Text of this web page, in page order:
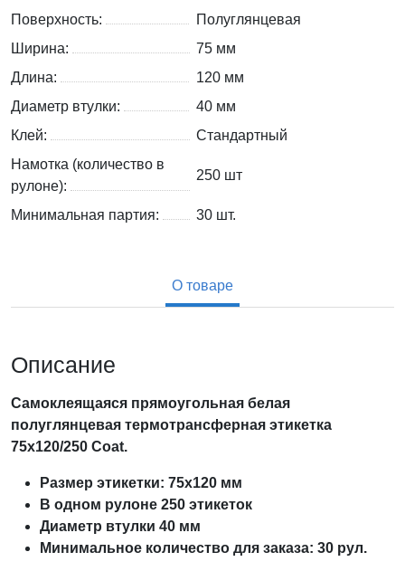
Поверхность:
Полуглянцевая
Ширина:
75 мм
Длина:
120 мм
Диаметр втулки:
40 мм
Клей:
Стандартный
Намотка (количество в
рулоне):
250 шт
Минимальная партия: 30 шт.
О товаре
Описание
Самоклеящаяся прямоугольная белая
полуглянцевая термотрансферная этикетка
75х120/250 Coat.
Размер этикетки: 75х120 мм
В одном рулоне 250 этикеток
Диаметр втулки 40 мм
Минимальное количество для заказа: 30 рул.